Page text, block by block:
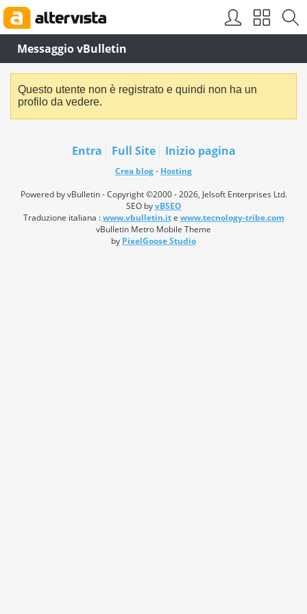
Messaggio vBulletin
Questo utente non è registrato e quindi non ha un
profilo da vedere.
Entra Full Site Inizio pagina
Crea blog- Hosting
Powered by vBulletin - Copyright ©2000 - 2026, Jelsoft Enterprises Ltd.
SEO byvBSEO
Traduzione italiana :www.vbulletin.ite www.tecnology-tribe.com
vBulletin Metro Mobile Theme
by PixelGoose Studio